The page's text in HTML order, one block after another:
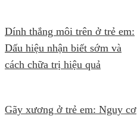
Dính thắng môi trên ở trẻ em:
Dấu hiệu nhận biết sớm và
cách chữa trị hiệu quả
Gãy xương ở trẻ em: Nguy cơ